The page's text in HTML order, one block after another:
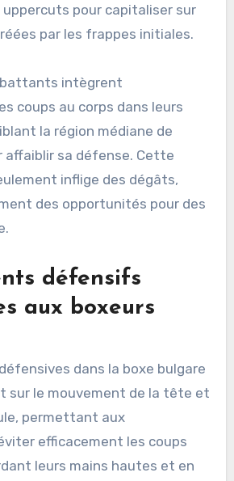
pour capitaliser sur
par les frappes initiales.
intègrent
coups au corps dans leurs
la région médiane de
affaiblir sa défense. Cette
inflige des dégâts,
des opportunités pour des
défensifs
aux boxeurs
dans la boxe bulgare
sur le mouvement de la tête et
permettant aux
efficacement les coups
leurs mains hautes et en